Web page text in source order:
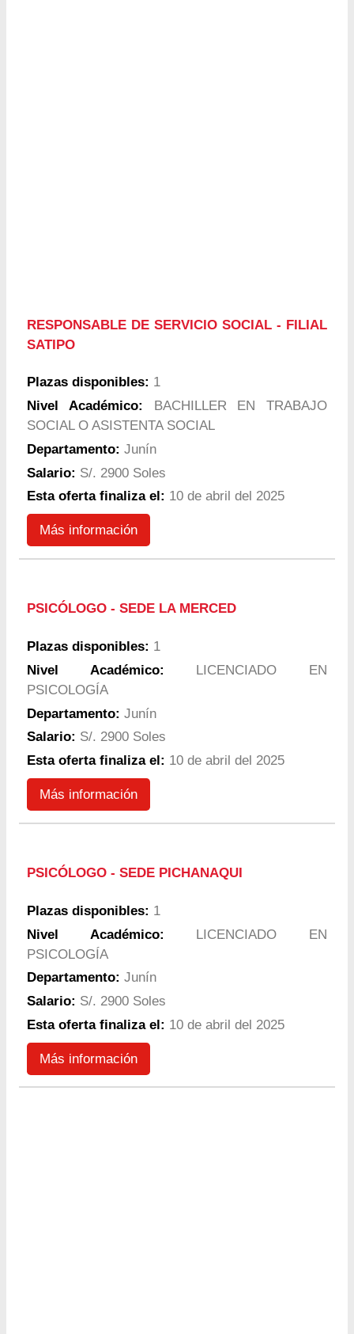
RESPONSABLE DE SERVICIO SOCIAL - FILIAL
SATIPO
Plazas disponibles: 1
Nivel Académico: BACHILLER EN TRABAJO
SOCIAL O ASISTENTA SOCIAL
Departamento: Junín
Salario: S/. 2900 Soles
Esta oferta finaliza el: 10 de abril del 2025
Más información
PSICÓLOGO - SEDE LA MERCED
Plazas disponibles: 1
Nivel Académico: LICENCIADO EN
PSICOLOGÍA
Departamento: Junín
Salario: S/. 2900 Soles
Esta oferta finaliza el: 10 de abril del 2025
Más información
PSICÓLOGO - SEDE PICHANAQUI
Plazas disponibles: 1
Nivel Académico: LICENCIADO EN
PSICOLOGÍA
Departamento: Junín
Salario: S/. 2900 Soles
Esta oferta finaliza el: 10 de abril del 2025
Más información